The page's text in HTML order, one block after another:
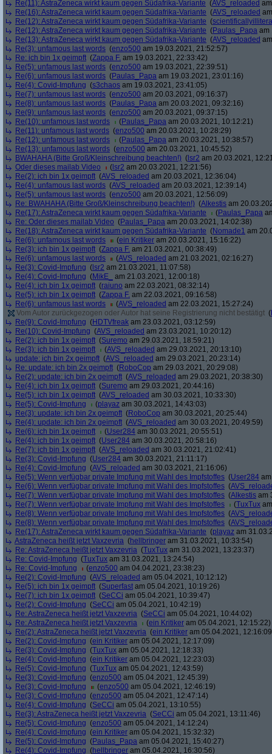
Re(11): AstraZeneca wirkt kaum gegen Südafrika-Variante (AVS_reloaded
Re(16): AstraZeneca wirkt kaum gegen Südafrika-Variante (AVS_reloaded
Re(12): AstraZeneca wirkt kaum gegen Südafrika-Variante (
Re(12): AstraZeneca wirkt kaum gegen Südafrika-Variante (Paulas_Papa am
Re(13): AstraZeneca wirkt kaum gegen Südafrika-Variante (AVS_reloaded
Re(3): unfamous last words (enzo500 am 19.03.2021, 21:52:57)
Re: ich bin 1x geimpft (Zappa F. am 19.03.2021, 22:33:42)
Re(5): unfamous last words (enzo500 am 19.03.2021, 22:39:51)
Re(6): unfamous last words (Paulas_Papa am 19.03.2021, 23:01:16)
Re(4): Covid-Impfung (s3chaos am 19.03.2021, 23:41:05)
Re(7): unfamous last words (enzo500 am 20.03.2021, 09:16:37)
Re(8): unfamous last words (Paulas_Papa am 20.03.2021, 09:32:16)
Re(9): unfamous last words (enzo500 am 20.03.2021, 09:37:15)
Re(10): unfamous last words
(Paulas_Papa am 20.03.2021, 10:12:21)
Re(11): unfamous last words (enzo500 am 20.03.2021, 10:28:29)
Re(12): unfamous last words
(Paulas_Papa am 20.03.2021, 10:38:57)
Re(13): unfamous last words (enzo500 am 20.03.2021, 10:45:52)
BWAHAHA (Bitte Groß/Kleinschreibung beachten!) ( lsr2 am 20.03.2021,
Oder dieses mailab Video
( lsr2 am 20.03.2021, 12:21:56)
Re(2): ich bin 1x geimpft (AVS_reloaded am 20.03.2021, 12:36:04)
Re(4): unfamous last words (AVS_reloaded am 20.03.2021, 12:39:14)
Re(5): unfamous last words (enzo500 am 20.03.2021, 12:56:09)
Re: BWAHAHA (Bitte Groß/Kleinschreibung beachten!) (Alkestis am
Re(17): AstraZeneca wirkt kaum gegen Südafrika-Variante
(Paulas_Papa
Re: Oder dieses mailab Video (Paulas_Papa am 20.03.2021, 14:02:38)
Re(18): AstraZeneca wirkt kaum gegen Südafrika-Variante (Nomade1 am
Re(6): unfamous last words
(ein Kritiker am 20.03.2021, 15:16:22)
Re(3): ich bin 1x geimpft (Zappa F. am 21.03.2021, 00:38:49)
Re(6): unfamous last words
(AVS_reloaded am 21.03.2021, 02:16:27)
Re(3): Covid-Impfung ( lsr2 am 21.03.2021, 11:07:58)
Re(4): Covid-Impfung (MikE_
am 21.03.2021, 12:00:18)
Re(4): ich bin 1x geimpft (raiuno am 22.03.2021, 08:32:14)
Re(5): ich bin 1x geimpft (Zappa F. am 22.03.2021, 09:16:58)
Re(6): unfamous last words
(AVS_reloaded am 22.03.2021, 15:27:24)
Vom Autor zurückgezogen oder Autor hat seine Registrierung nicht bestätigt (
Re(9): Covid-Impfung (HDTVfreak am 23.03.2021, 03:12:59)
Re(10): Covid-Impfung (AVS_reloaded am 23.03.2021, 10:20:12)
Re(2): ich bin 1x geimpft (Suremo am 29.03.2021, 18:59:21)
Re(3): ich bin 1x geimpft
(AVS_reloaded am 29.03.2021, 20:13:10)
update: ich bin 2x geimpft (AVS_reloaded am 29.03.2021, 20:23:14)
Re: update: ich bin 2x geimpft (RoboCop am 29.03.2021, 20:29:08)
Re(2): update: ich bin 2x geimpft (AVS_reloaded am 29.03.2021, 20:38:30)
Re(4): ich bin 1x geimpft (Suremo am 29.03.2021, 20:44:16)
Re(5): ich bin 1x geimpft (AVS_reloaded am 30.03.2021, 10:33:30)
Re(5): Covid-Impfung
(playaz am 30.03.2021, 14:43:03)
Re(3): update: ich bin 2x geimpft (RoboCop am 30.03.2021, 20:25:44)
Re(4): update: ich bin 2x geimpft (AVS_reloaded am 30.03.2021, 20:49:59)
Re(6): ich bin 1x geimpft
(User284 am 30.03.2021, 20:55:51)
Re(4): ich bin 1x geimpft (User284 am 30.03.2021, 20:58:16)
Re(7): ich bin 1x geimpft (AVS_reloaded am 30.03.2021, 21:02:41)
Re(3): Covid-Impfung (User284 am 30.03.2021, 21:11:17)
Re(4): Covid-Impfung (AVS_reloaded am 30.03.2021, 21:16:06)
Re(5): Wenn verfügbar private Impfung mit Wahl des Impfstoffes (User284
Re(6): Wenn verfügbar private Impfung mit Wahl des Impfstoffes (
Re(7): Wenn verfügbar private Impfung mit Wahl des Impfstoffes (Alkestis am
Re(7): Wenn verfügbar private Impfung mit Wahl des Impfstoffes
(TuxTux
Re(8): Wenn verfügbar private Impfung mit Wahl des Impfstoffes (
Re(8): Wenn verfügbar private Impfung mit Wahl des Impfstoffes (
Re(17): AstraZeneca wirkt kaum gegen Südafrika-Variante (playaz am
AstraZeneca heißt jetzt Vaxzevria (hellbringer am 31.03.2021, 10:33:54)
Re: AstraZeneca heißt jetzt Vaxzevria (TuxTux am 31.03.2021, 13:23:37)
Re: Covid-Impfung (TuxTux am 31.03.2021, 13:24:54)
Re: Covid-Impfung
(enzo500 am 04.04.2021, 23:38:23)
Re(2): Covid-Impfung (AVS_reloaded am 05.04.2021, 10:12:12)
Re(5): ich bin 1x geimpft (Superfast am 05.04.2021, 10:19:26)
Re(7): ich bin 1x geimpft (SeCCi am 05.04.2021, 10:39:47)
Re(2): Covid-Impfung (SeCCi am 05.04.2021, 10:42:19)
Re: AstraZeneca heißt jetzt Vaxzevria (SeCCi am 05.04.2021, 10:44:02)
Re: AstraZeneca heißt jetzt Vaxzevria
(ein Kritiker am 05.04.2021, 12:15:22)
Re(2): AstraZeneca heißt jetzt Vaxzevria (ein Kritiker am 05.04.2021,
Re(2): Covid-Impfung (ein Kritiker am 05.04.2021, 12:17:09)
Re(3): Covid-Impfung (TuxTux am 05.04.2021, 12:18:33)
Re(4): Covid-Impfung (ein Kritiker am 05.04.2021, 12:23:03)
Re(5): Covid-Impfung (TuxTux am 05.04.2021, 12:43:59)
Re(3): Covid-Impfung (enzo500 am 05.04.2021, 12:45:39)
Re(3): Covid-Impfung
(enzo500 am 05.04.2021, 12:46:19)
Re(3): Covid-Impfung (enzo500 am 05.04.2021, 12:47:14)
Re(4): Covid-Impfung (SeCCi am 05.04.2021, 13:10:55)
Re(3): AstraZeneca heißt jetzt Vaxzevria (SeCCi am 05.04.2021, 13:11:46)
Re(5): Covid-Impfung (enzo500 am 05.04.2021, 14:12:24)
Re(4): Covid-Impfung (ein Kritiker am 05.04.2021, 15:32:32)
Re(5): Covid-Impfung (Paulas_Papa am 05.04.2021, 15:40:27)
Re(4): Covid-Impfung (hellbringer am 05.04.2021, 16:30:56)